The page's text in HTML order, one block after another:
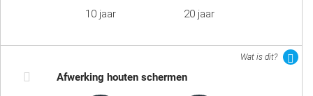
10 jaar
20 jaar
Wat is dit?
Afwerking houten schermen